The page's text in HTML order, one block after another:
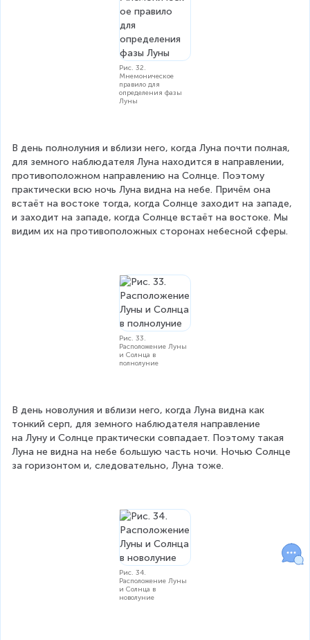
Рис. 32.
Мнемоническое
правило для
определения фазы
Луны
В день полнолуния и вблизи него, когда Луна почти полная,
для земного наблюдателя Луна находится в направлении,
противоположном направлению на Солнце. Поэтому
практически всю ночь Луна видна на небе. Причём она
встаёт на востоке тогда, когда Солнце заходит на западе,
и заходит на западе, когда Солнце встаёт на востоке. Мы
видим их на противоположных сторонах небесной сферы.
Рис. 33.
Расположение Луны
и Солнца в
полнолуние
В день новолуния и вблизи него, когда Луна видна как
тонкий серп, для земного наблюдателя направление
на Луну и Солнце практически совпадает. Поэтому такая
Луна не видна на небе большую часть ночи. Ночью Солнце
за горизонтом и, следовательно, Луна тоже.
Рис. 34.
Расположение Луны
и Солнца в
новолуние